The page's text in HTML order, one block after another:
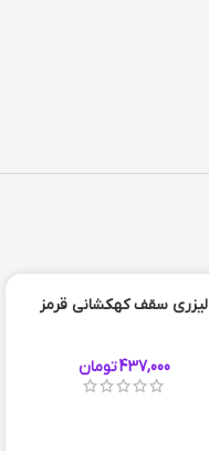
لیزری سقف کهکشانی قرمز
437,000تومان